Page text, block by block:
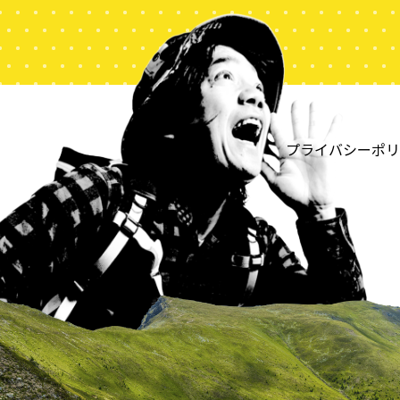
プライバシーポ